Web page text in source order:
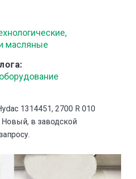
масляные
1314451, 2700 R 010
в заводской